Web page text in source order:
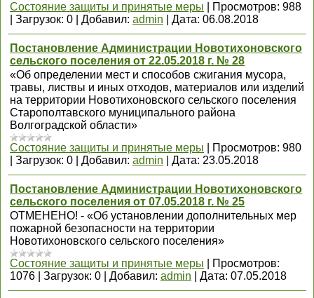
Состояние защиты и принятые меры
Просмотров: 988
Загрузок: 0 Добавил: admin Дата: 06.08.2018
Постановление Администрации Новотихоновского
сельского поселения от 22.05.2018 г. № 28
«Об определении мест и способов сжигания мусора,
травы, листвы и иных отходов, материалов или изделий
на территории Новотихоновского сельского поселения
Старополтавского муниципального района
Волгоградской области»
Состояние защиты и принятые меры
Просмотров: 980
Загрузок: 0 Добавил: admin Дата: 23.05.2018
Постановление Администрации Новотихоновского
сельского поселения от 07.05.2018 г. № 25
ОТМЕНЕНО! - «Об установлении дополнительных мер
пожарной безопасности на территории
Новотихоновского сельского поселения»
Состояние защиты и принятые меры
Просмотров:
1076
Загрузок: 0 Добавил: admin Дата: 07.05.2018